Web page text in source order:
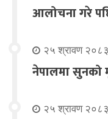
आलोचना गरे
२५ श्रावण
नेपालमा सुनको
२५ श्रावण